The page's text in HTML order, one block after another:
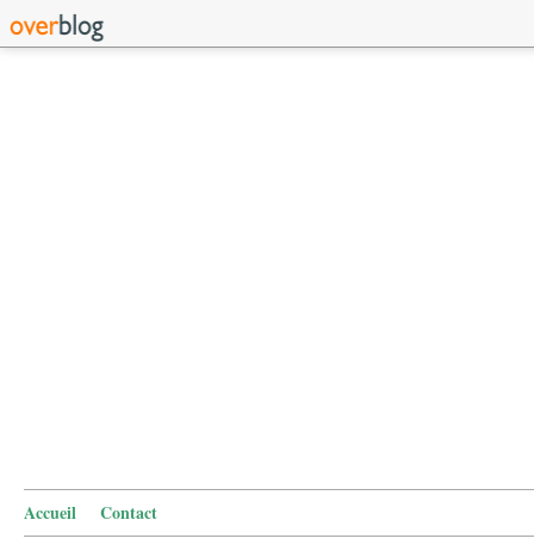
Accueil Contact